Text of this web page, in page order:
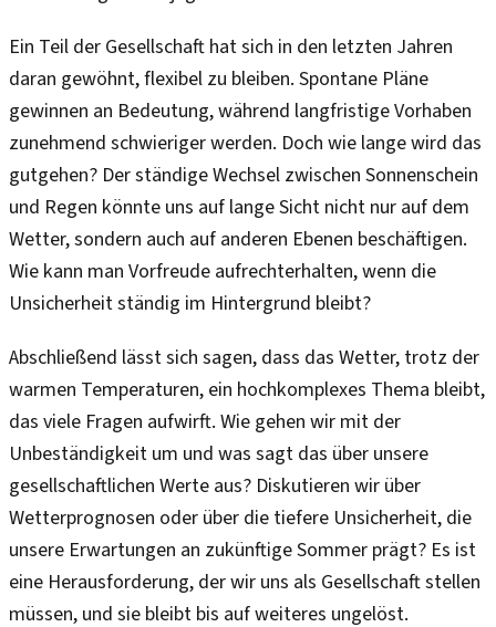
Ein Teil der Gesellschaft hat sich in den letzten Jahren
daran gewöhnt, flexibel zu bleiben. Spontane Pläne
gewinnen an Bedeutung, während langfristige Vorhaben
zunehmend schwieriger werden. Doch wie lange wird das
gutgehen? Der ständige Wechsel zwischen Sonnenschein
und Regen könnte uns auf lange Sicht nicht nur auf dem
Wetter, sondern auch auf anderen Ebenen beschäftigen.
Wie kann man Vorfreude aufrechterhalten, wenn die
Unsicherheit ständig im Hintergrund bleibt?
Abschließend lässt sich sagen, dass das Wetter, trotz der
warmen Temperaturen, ein hochkomplexes Thema bleibt,
das viele Fragen aufwirft. Wie gehen wir mit der
Unbeständigkeit um und was sagt das über unsere
gesellschaftlichen Werte aus? Diskutieren wir über
Wetterprognosen oder über die tiefere Unsicherheit, die
unsere Erwartungen an zukünftige Sommer prägt? Es ist
eine Herausforderung, der wir uns als Gesellschaft stellen
müssen, und sie bleibt bis auf weiteres ungelöst.